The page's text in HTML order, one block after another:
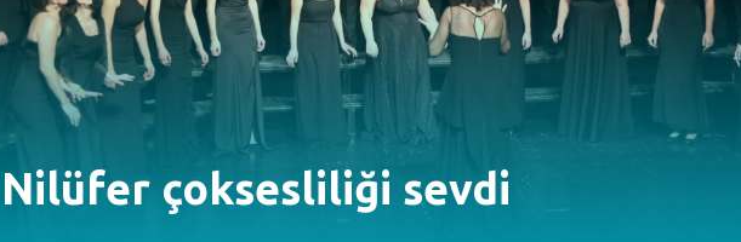
Nilüfer çoksesliliği sevdi